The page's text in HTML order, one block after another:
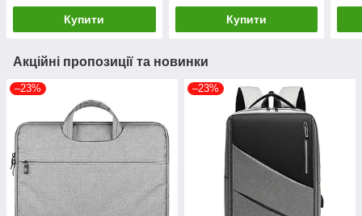
Купити Купити
Акційні пропозиції та новинки
–23% –23%